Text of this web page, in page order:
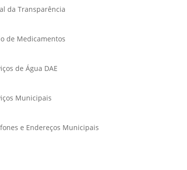
da Transparência
de Medicamentos
de Água DAE
Municipais
e Endereços Municipais